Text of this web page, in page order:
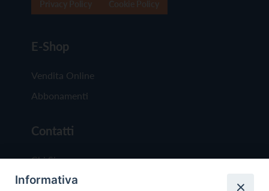
E-Shop
Vendita Online
Abbonamenti
Contatti
Chi Siamo
Redazione
Informativa